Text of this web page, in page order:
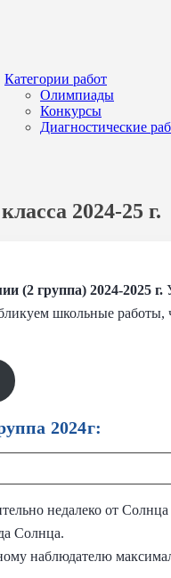
Категории работ
Олимпиады
Конкурсы
Диагностические
2024-25 г.
(2 группа) 2024-2025 г.
школьные
2024г:
недалеко от
Солнца.
наблюдателю